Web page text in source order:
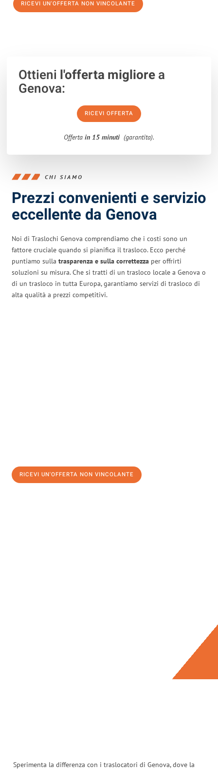
RICEVI UN'OFFERTA NON VINCOLANTE
Ottieni l'offerta migliorea
Genova:
RICEVI OFFERTA
Offerta in 15 minuti (garantita).
CHI SIAMO
Prezzi convenienti e servizio
eccellente da Genova
Noi di Traslochi Genova comprendiamo che i costi sono un
fattore cruciale quando si pianifica il trasloco. Ecco perché
puntiamo sulla trasparenza e sulla correttezza per offrirti
soluzioni su misura. Che si tratti di un trasloco locale a Genova o
di un trasloco in tutta Europa, garantiamo servizi di trasloco di
alta qualità a prezzi competitivi.
RICEVI UN'OFFERTA NON VINCOLANTE
Sperimenta la differenza con i traslocatori di Genova, dove la